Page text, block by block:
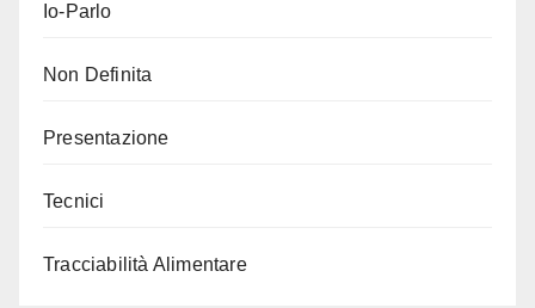
Io-Parlo
Non Definita
Presentazione
Tecnici
Tracciabilità Alimentare